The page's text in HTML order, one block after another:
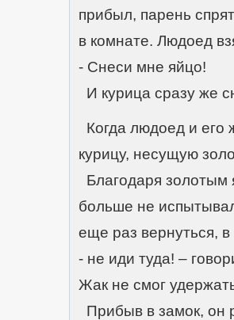
прибыл, парень
в комнате. Людоед
- Снеси мне яйцо!
И курица сразу же
Когда людоед и его
курицу, несущую
Благодаря золотым
больше не
еще раз вернуться,
- не иди туда! –
Жак не смог
Прибыв в замок, он